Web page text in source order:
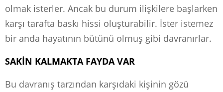
olmak isterler. Ancak bu durum ilişkilere başlarken
karşı tarafta baskı hissi oluşturabilir. İster istemez
bir anda hayatının bütünü olmuş gibi davranırlar.
SAKİN KALMAKTA FAYDA VAR
Bu davranış tarzından karşıdaki kişinin gözü